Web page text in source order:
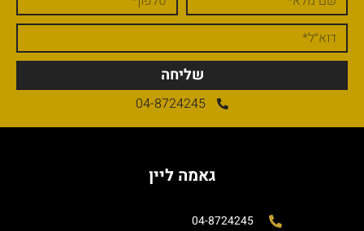
שליחה
04-8724245
גאמה ליין
04-8724245